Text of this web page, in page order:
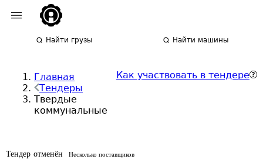
Найти грузы Найти машины
Главная
Тендеры
Твердые
коммунальные
Как участвовать в тендере
Тендер отменён Несколько поставщиков